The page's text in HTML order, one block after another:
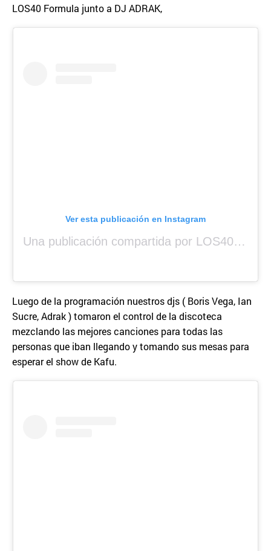
LOS40 Formula junto a DJ ADRAK,
Ver esta publicación en Instagram
Una publicación compartida por LOS40 Panamá (@los40panama)
Luego de la programación nuestros djs ( Boris Vega, Ian
Sucre, Adrak ) tomaron el control de la discoteca
mezclando las mejores canciones para todas las
personas que iban llegando y tomando sus mesas para
esperar el show de Kafu.